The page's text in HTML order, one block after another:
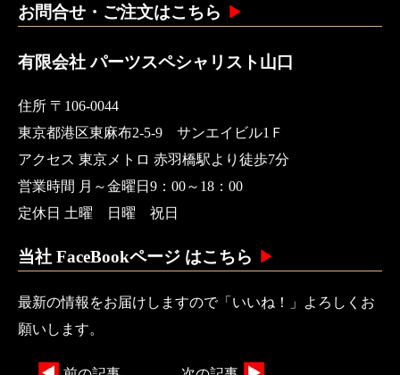
お問合せ・ご注文はこちら
有限会社 パーツスペシャリスト山口
住所 〒106-0044
東京都港区東麻布2-5-9 サンエイビル1Ｆ
アクセス 東京メトロ 赤羽橋駅より徒歩7分
営業時間 月～金曜日9：00～18：00
定休日 土曜 日曜 祝日
当社 FaceBookページ はこちら
最新の情報をお届けしますので「いいね！」よろしくお
願いします。